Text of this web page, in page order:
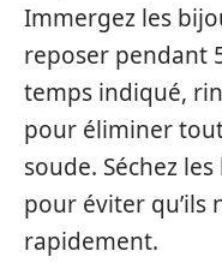
Immergez les
reposer pendant
temps indiqué,
pour éliminer
soude. Séchez
pour éviter qu’ils
rapidement.